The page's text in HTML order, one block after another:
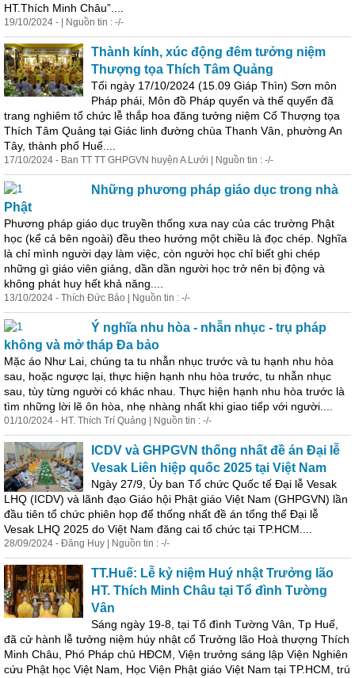
HT.Thích Minh Châu”....
19/10/2024 - | Nguồn tin : -/-
Thành kính, xúc động đêm tưởng niệm
Thượng tọa Thích Tâm Quảng
Tối ngày 17/10/2024 (15.09 Giáp Thìn) Sơn môn
Pháp phái, Môn đồ Pháp quyến và thế quyến đã
trang nghiêm tổ chức lễ thắp hoa đăng tưởng niệm Cố Thượng tọa
Thích Tâm Quảng tại Giác linh đường chùa Thanh Vân, phường An
Tây, thành phố Huế....
17/10/2024 - Ban TT TT GHPGVN huyện A Lưới | Nguồn tin : -/-
Những phương pháp giáo dục trong nhà
Phật
Phương pháp giáo dục truyền thống xưa nay của các trường Phật
học (kể cả bên ngoài) đều theo hướng một chiều là đọc chép. Nghĩa
là chỉ mình người dạy làm việc, còn người học chỉ biết ghi chép
những gì giáo viên giảng, dần dần người học trở nên bị động và
không phát huy hết khả năng....
13/10/2024 - Thích Đức Bảo | Nguồn tin : -/-
Ý nghĩa nhu hòa - nhẫn nhục - trụ pháp
không và mở tháp Đa bảo
Mặc áo Như Lai, chúng ta tu nhẫn nhục trước và tu hạnh nhu hòa
sau, hoặc ngược lại, thực hiện hạnh nhu hòa trước, tu nhẫn nhục
sau, tùy từng người có khác nhau. Thực hiện hạnh nhu hòa trước là
tìm những lời lẽ ôn hòa, nhẹ nhàng nhất khi giao tiếp với người....
01/10/2024 - HT. Thích Trí Quảng | Nguồn tin : -/-
ICDV và GHPGVN thống nhất đề án Đại lễ
Vesak Liên hiệp quốc 2025 tại Việt Nam
Ngày 27/9, Ủy ban Tổ chức Quốc tế Đại lễ Vesak
LHQ (ICDV) và lãnh đạo Giáo hội Phật giáo Việt Nam (GHPGVN) lần
đầu tiên tổ chức phiên họp để thống nhất đề án tổng thể Đại lễ
Vesak LHQ 2025 do Việt Nam đăng cai tổ chức tại TP.HCM....
28/09/2024 - Đăng Huy | Nguồn tin : -/-
TT.Huế: Lễ kỷ niệm Huý nhật Trưởng lão
HT. Thích Minh Châu tại Tổ đình Tường
Vân
Sáng ngày 19-8, tại Tổ đình Tường Vân, Tp Huế,
đã cử hành lễ tưởng niệm húy nhật cố Trưởng lão Hoà thượng Thích
Minh Châu, Phó Pháp chủ HĐCM, Viện trưởng sáng lập Viện Nghiên
cứu Phật học Việt Nam, Học Viện Phật giáo Việt Nam tại TP.HCM, trú